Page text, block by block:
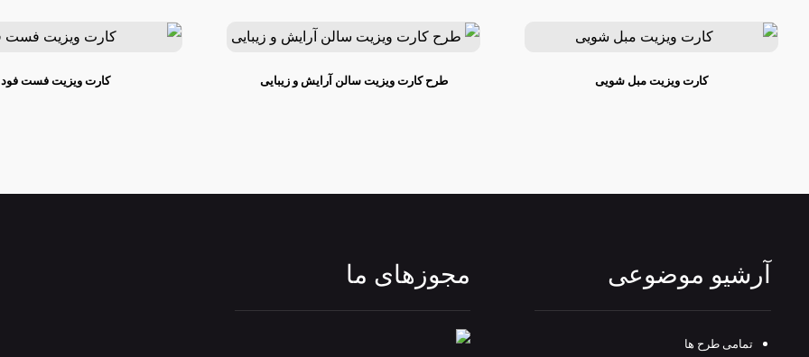
کارت ویزیت مبل شویی طرح کارت ویزیت سالن آرایش و زیبایی کارت ویزیت فست فود
آرشیو موضوعی
تمامی طرح‌ ها
مجوزهای ما